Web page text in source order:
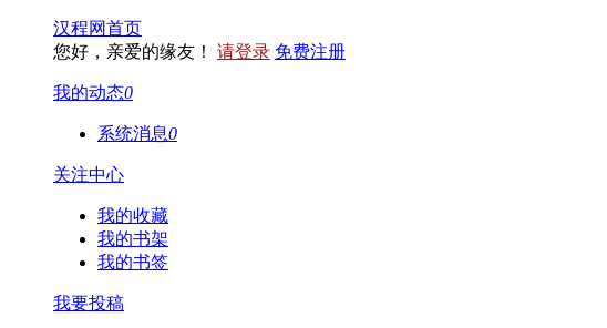
汉程网首页
您好，亲爱的缘友！ 请登录 免费注册
我的动态0
系统消息0
关注中心
我的收藏
我的书架
我的书签
我要投稿